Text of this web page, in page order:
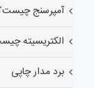
آمپرسنج
الکتریسیته
برد مدار چاپی